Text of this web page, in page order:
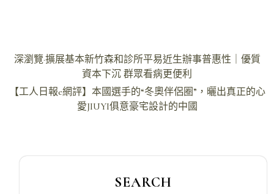
文
導
深瀏覽·擴展基本新竹森和診所平易近生辦事普惠性｜優質
資本下沉 群眾看病更便利
【工人日報e網評】本國選手的“冬奧伴侶圈”，曬出真正的心
愛JIUYI俱意豪宅設計的中國
SEARCH